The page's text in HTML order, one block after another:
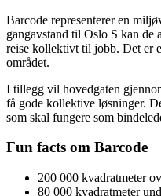
Barcode representerer en
gangavstand til Oslo S kan de
reise kollektivt til jobb. Det er
området.
I tillegg vil hovedgaten
få gode kollektive løsninger.
som skal fungere som
Fun facts om Barcode
200 000 kvadratmeter
80 000 kvadratmeter